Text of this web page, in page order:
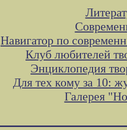
Навигатор по
Клуб любителей
Энциклопедия
Для тех кому за 10:
Галерея